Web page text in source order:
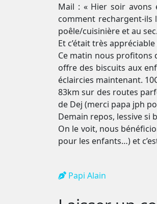
Mail : « Hier soir avons
comment rechargent-ils
poêle/cuisinière et au
Et c’était très
Ce matin nous profitons
offre des biscuits aux
éclaircies maintenant.
83km sur des routes
de Dej (merci papa jph
Demain repos, lessive si
On le voit, nous
pour les enfants…) et
Papi Alain